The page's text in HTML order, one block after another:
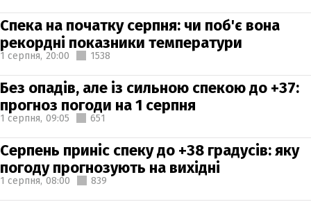
Спека на початку серпня: чи поб'є вона
рекордні показники температури
1 серпня, 20:00 1538
Без опадів, але із сильною спекою до +37:
прогноз погоди на 1 серпня
1 серпня, 09:05 651
Серпень приніс спеку до +38 градусів: яку
погоду прогнозують на вихідні
1 серпня, 08:00 839